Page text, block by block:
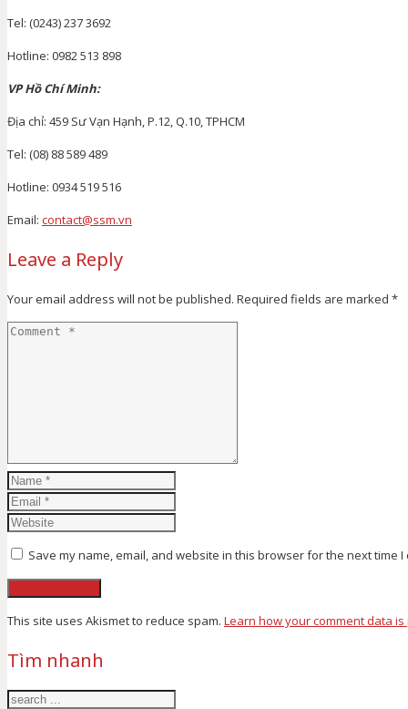
Tel: (0243) 237 3692
Hotline: 0982 513 898
VP Hồ Chí Minh:
Địa chỉ: 459 Sư Vạn Hạnh, P.12, Q.10, TPHCM
Tel: (08) 88 589 489
Hotline: 0934 519 516
Email: contact@ssm.vn
Leave a Reply
Your email address will not be published. Required fields are marked *
Save my name, email, and website in this browser for the next time I
This site uses Akismet to reduce spam. Learn how your comment data
Tìm nhanh